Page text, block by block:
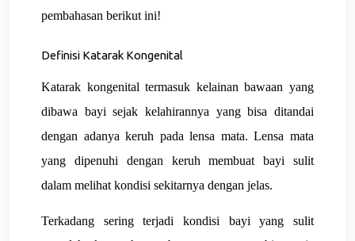
pembahasan berikut ini!
Definisi Katarak Kongenital
Katarak kongenitaltermasuk kelainan bawaan yang
dibawa bayi sejak kelahirannya yang bisa ditandai
dengan adanya keruh pada lensa mata. Lensa mata
yang dipenuhi dengan keruh membuat bayi sulit
dalam melihat kondisi sekitarnya dengan jelas.
Terkadang sering terjadi kondisi bayi yang sulit